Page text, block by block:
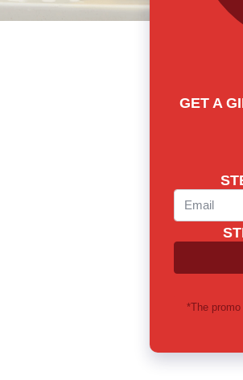
Lost among
choose